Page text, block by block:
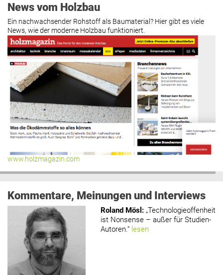
News vom Holzbau
Ein nachwachsender Rohstoff als Baumaterial? Hier gibt es viele
News, wie der moderne Holzbau funktioniert.
www.holzmagazin.com
Kommentare, Meinungen und Interviews
Roland Mösl : „Technologieoffenheit
ist Nonsense – außer für Studien-
Autoren.“ lesen